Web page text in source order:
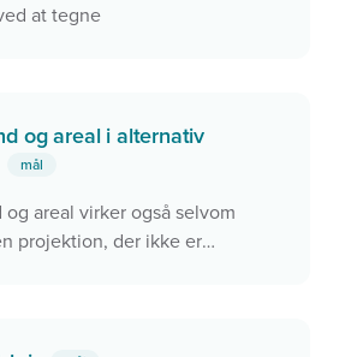
at tegne
og areal i alternativ
mål
og areal virker også selvom
projektion, der ikke er